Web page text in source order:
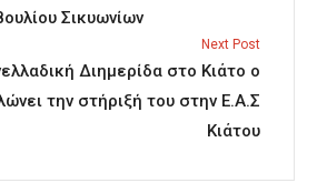
Σικυωνίων
Next Post
Διημερίδα στο Κιάτο ο
την στήριξή του στην Ε.Α.Σ
Κιάτου